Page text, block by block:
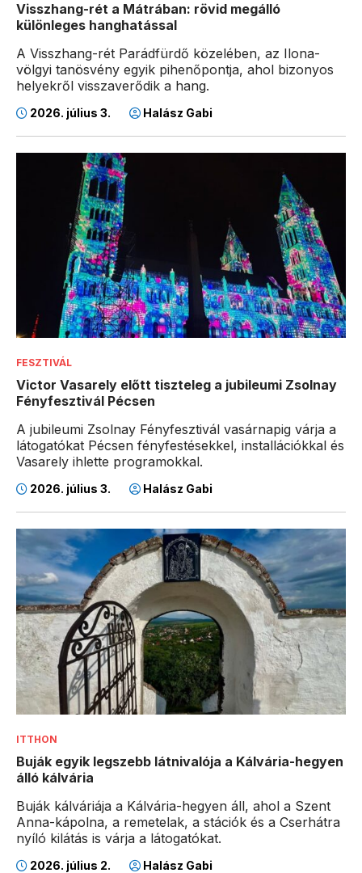
Visszhang-rét a Mátrában: rövid megálló
különleges hanghatással
A Visszhang-rét Parádfürdő közelében, az Ilona-
völgyi tanösvény egyik pihenőpontja, ahol bizonyos
helyekről visszaverődik a hang.
2026. július 3. Halász Gabi
FESZTIVÁL
Victor Vasarely előtt tiszteleg a jubileumi Zsolnay
Fényfesztivál Pécsen
A jubileumi Zsolnay Fényfesztivál vasárnapig várja a
látogatókat Pécsen fényfestésekkel, installációkkal és
Vasarely ihlette programokkal.
2026. július 3. Halász Gabi
ITTHON
Buják egyik legszebb látnivalója a Kálvária-hegyen
álló kálvária
Buják kálváriája a Kálvária-hegyen áll, ahol a Szent
Anna-kápolna, a remetelak, a stációk és a Cserhátra
nyíló kilátás is várja a látogatókat.
2026. július 2. Halász Gabi